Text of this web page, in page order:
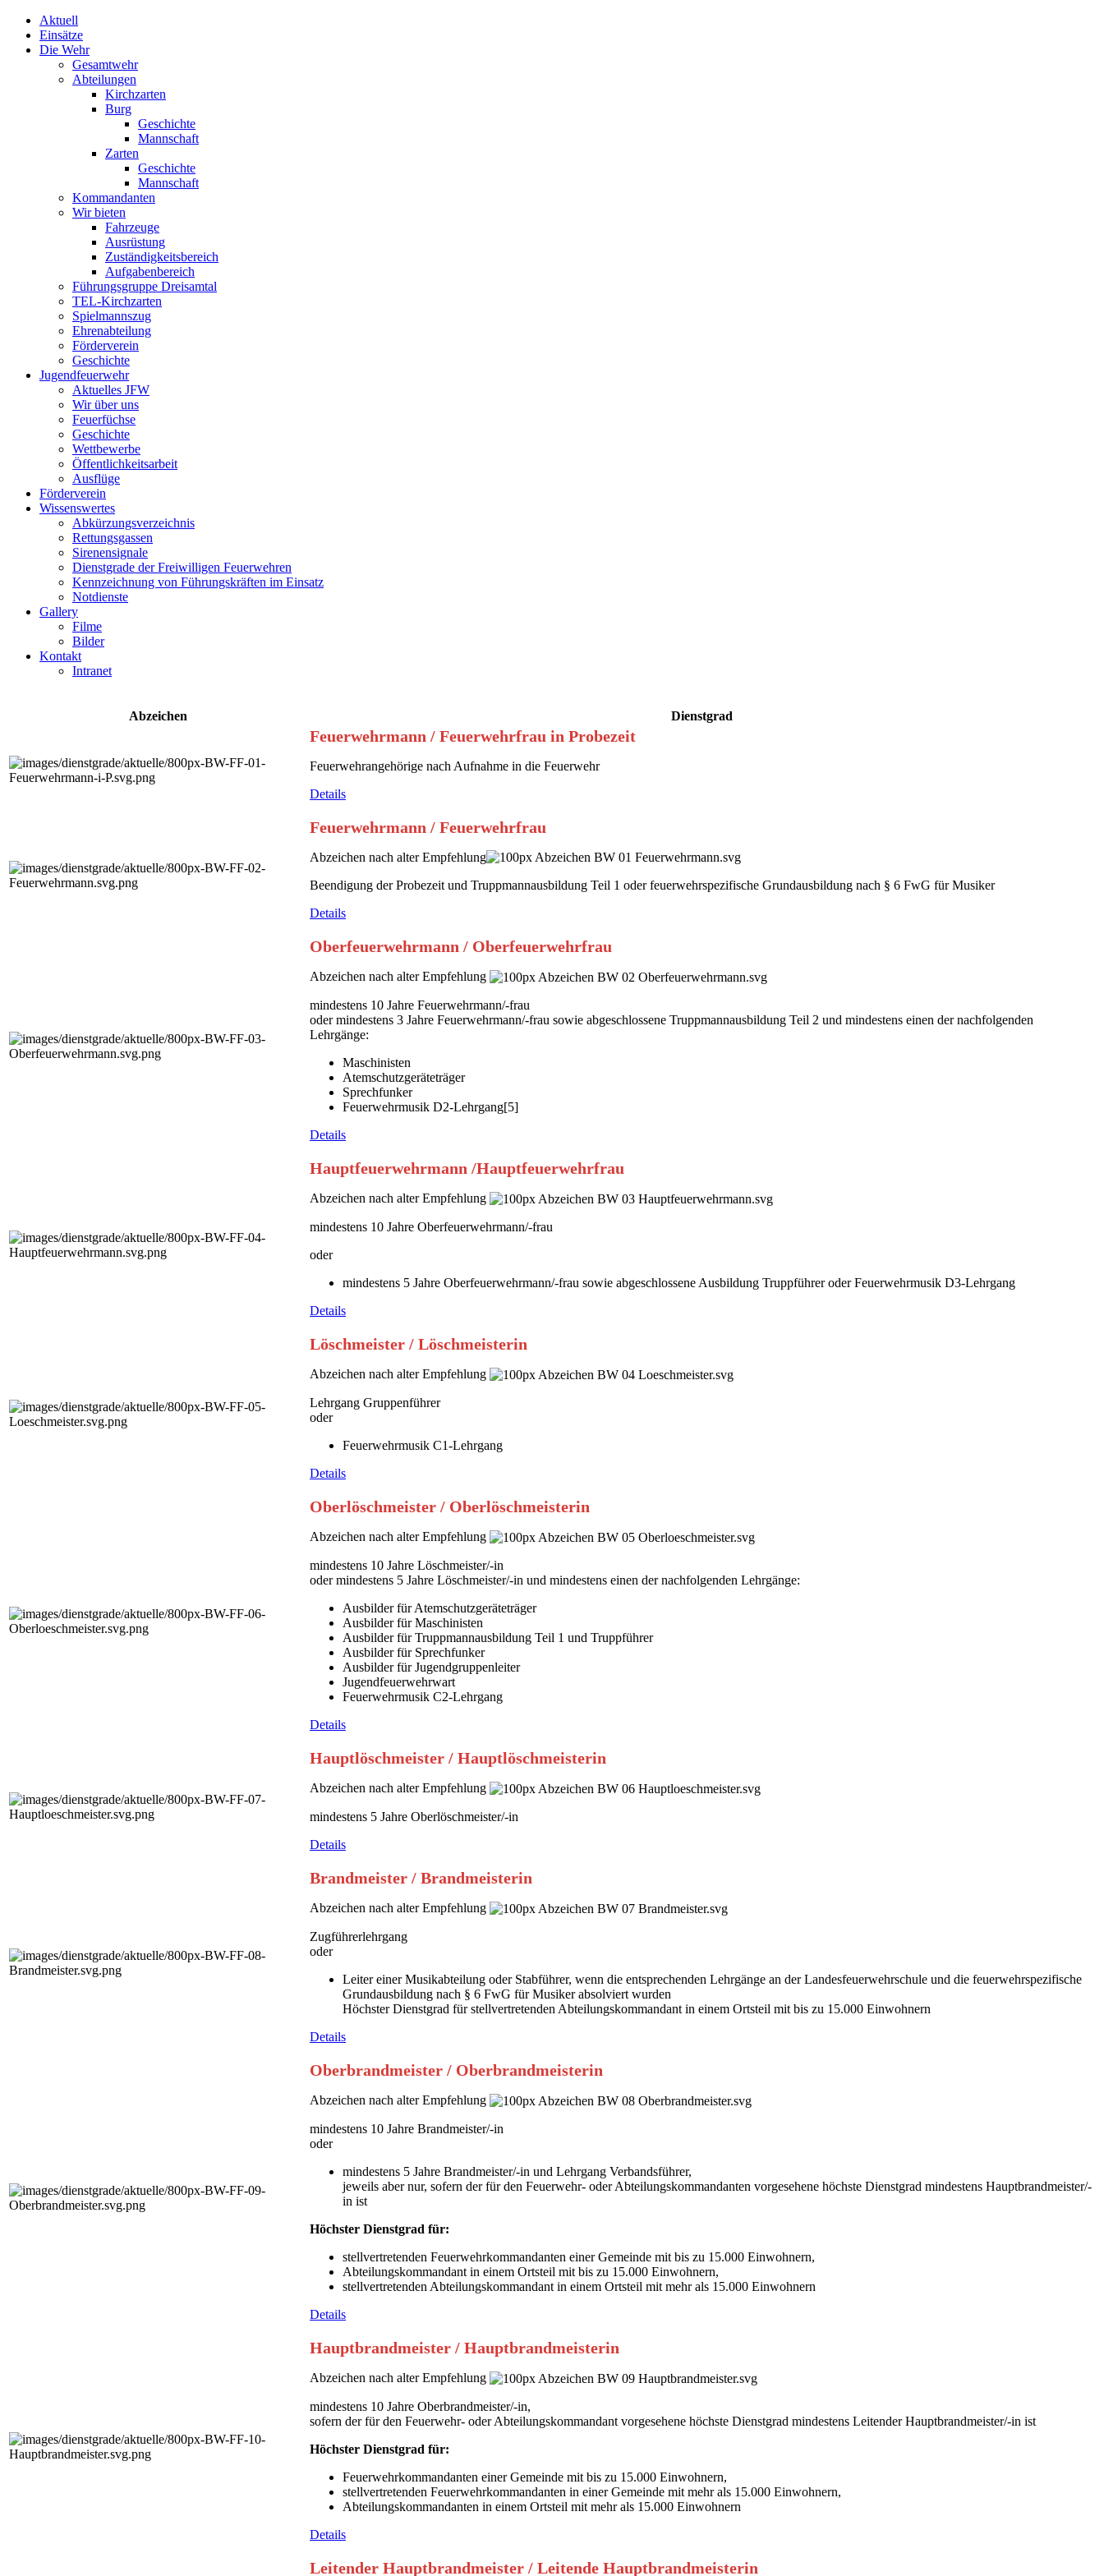
Aktuell
Einsätze
Die Wehr
Gesamtwehr
Abteilungen
Kirchzarten
Burg
Geschichte
Mannschaft
Zarten
Geschichte
Mannschaft
Kommandanten
Wir bieten
Fahrzeuge
Ausrüstung
Zuständigkeitsbereich
Aufgabenbereich
Führungsgruppe Dreisamtal
TEL-Kirchzarten
Spielmannszug
Ehrenabteilung
Förderverein
Geschichte
Jugendfeuerwehr
Aktuelles JFW
Wir über uns
Feuerfüchse
Geschichte
Wettbewerbe
Öffentlichkeitsarbeit
Ausflüge
Förderverein
Wissenswertes
Abkürzungsverzeichnis
Rettungsgassen
Sirenensignale
Dienstgrade der Freiwilligen Feuerwehren
Kennzeichnung von Führungskräften im Einsatz
Notdienste
Gallery
Filme
Bilder
Kontakt
Intranet
Abzeichen Dienstgrad
Feuerwehrmann / Feuerwehrfrau in Probezeit
Feuerwehrangehörige nach Aufnahme in die Feuerwehr
Details
Feuerwehrmann / Feuerwehrfrau
Abzeichen nach alter Empfehlung
Beendigung der Probezeit und Truppmannausbildung Teil 1 oder feuerwehrspezifische Grundausbildung nach § 6 FwG für Musiker
Details
Oberfeuerwehrmann / Oberfeuerwehrfrau
Abzeichen nach alter Empfehlung
mindestens 10 Jahre Feuerwehrmann/-frau
oder mindestens 3 Jahre Feuerwehrmann/-frau sowie abgeschlossene Truppmannausbildung Teil 2 und mindestens einen der nachfolgenden
Lehrgänge:
Maschinisten
Atemschutzgeräteträger
Sprechfunker
Feuerwehrmusik D2-Lehrgang[5]
Details
Hauptfeuerwehrmann /Hauptfeuerwehrfrau
Abzeichen nach alter Empfehlung
mindestens 10 Jahre Oberfeuerwehrmann/-frau
oder
mindestens 5 Jahre Oberfeuerwehrmann/-frau sowie abgeschlossene Ausbildung Truppführer oder Feuerwehrmusik D3-Lehrgang
Details
Löschmeister / Löschmeisterin
Abzeichen nach alter Empfehlung
Lehrgang Gruppenführer
oder
Feuerwehrmusik C1-Lehrgang
Details
Oberlöschmeister / Oberlöschmeisterin
Abzeichen nach alter Empfehlung
mindestens 10 Jahre Löschmeister/-in
oder mindestens 5 Jahre Löschmeister/-in und mindestens einen der nachfolgenden Lehrgänge:
Ausbilder für Atemschutzgeräteträger
Ausbilder für Maschinisten
Ausbilder für Truppmannausbildung Teil 1 und Truppführer
Ausbilder für Sprechfunker
Ausbilder für Jugendgruppenleiter
Jugendfeuerwehrwart
Feuerwehrmusik C2-Lehrgang
Details
Hauptlöschmeister / Hauptlöschmeisterin
Abzeichen nach alter Empfehlung
mindestens 5 Jahre Oberlöschmeister/-in
Details
Brandmeister / Brandmeisterin
Abzeichen nach alter Empfehlung
Zugführerlehrgang
oder
Leiter einer Musikabteilung oder Stabführer, wenn die entsprechenden Lehrgänge an der Landesfeuerwehrschule und die feuerwehrspezifische
Grundausbildung nach § 6 FwG für Musiker absolviert wurden
Höchster Dienstgrad für stellvertretenden Abteilungskommandant in einem Ortsteil mit bis zu 15.000 Einwohnern
Details
Oberbrandmeister / Oberbrandmeisterin
Abzeichen nach alter Empfehlung
mindestens 10 Jahre Brandmeister/-in
oder
mindestens 5 Jahre Brandmeister/-in und Lehrgang Verbandsführer,
jeweils aber nur, sofern der für den Feuerwehr- oder Abteilungskommandanten vorgesehene höchste Dienstgrad mindestens Hauptbrandmeister/-
in ist
Höchster Dienstgrad für:
stellvertretenden Feuerwehrkommandanten einer Gemeinde mit bis zu 15.000 Einwohnern,
Abteilungskommandant in einem Ortsteil mit bis zu 15.000 Einwohnern,
stellvertretenden Abteilungskommandant in einem Ortsteil mit mehr als 15.000 Einwohnern
Details
Hauptbrandmeister / Hauptbrandmeisterin
Abzeichen nach alter Empfehlung
mindestens 10 Jahre Oberbrandmeister/-in,
sofern der für den Feuerwehr- oder Abteilungskommandant vorgesehene höchste Dienstgrad mindestens Leitender Hauptbrandmeister/-in ist
Höchster Dienstgrad für:
Feuerwehrkommandanten einer Gemeinde mit bis zu 15.000 Einwohnern,
stellvertretenden Feuerwehrkommandanten in einer Gemeinde mit mehr als 15.000 Einwohnern,
Abteilungskommandanten in einem Ortsteil mit mehr als 15.000 Einwohnern
Details
Leitender Hauptbrandmeister / Leitende Hauptbrandmeisterin